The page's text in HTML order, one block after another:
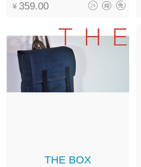
359.00
THE BOX